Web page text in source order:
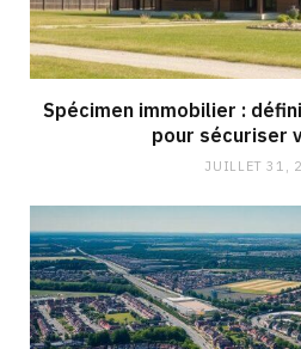
Spécimen immobilier :
pour sécuriser
JUILLET 31,